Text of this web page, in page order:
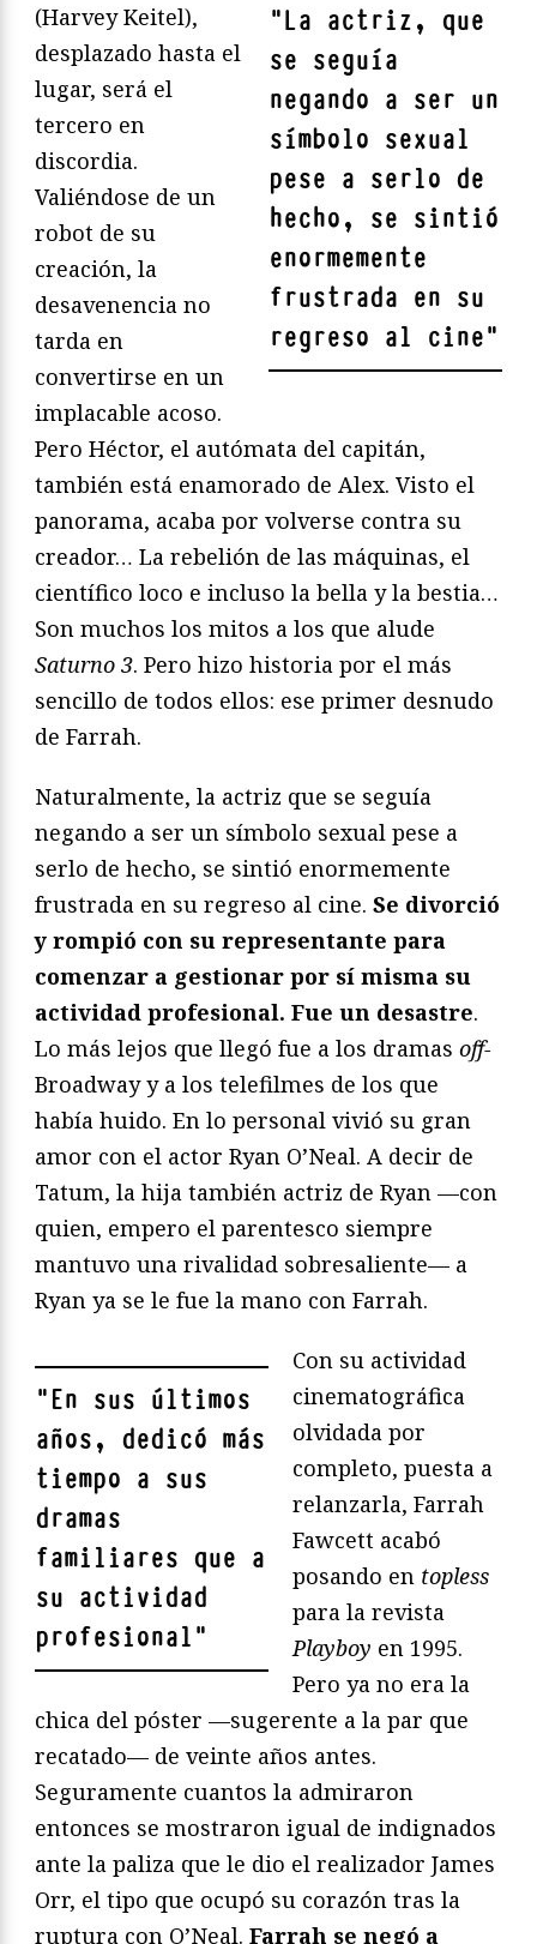
"La actriz, que
se seguía
negando a ser un
símbolo sexual
pese a serlo de
hecho, se sintió
enormemente
frustrada en su
regreso al cine"
(Harvey Keitel),
desplazado hasta el
lugar, será el
tercero en
discordia.
Valiéndose de un
robot de su
creación, la
desavenencia no
tarda en
convertirse en un
implacable acoso.
Pero Héctor, el autómata del capitán,
también está enamorado de Alex. Visto el
panorama, acaba por volverse contra su
creador… La rebelión de las máquinas, el
científico loco e incluso la bella y la bestia…
Son muchos los mitos a los que alude
Saturno 3. Pero hizo historia por el más
sencillo de todos ellos: ese primer desnudo
de Farrah.
Naturalmente, la actriz que se seguía
negando a ser un símbolo sexual pese a
serlo de hecho, se sintió enormemente
frustrada en su regreso al cine. Se divorció
y rompió con su representante para
comenzar a gestionar por sí misma su
actividad profesional. Fue un desastre.
Lo más lejos que llegó fue a los dramas off-
Broadway y a los telefilmes de los que
había huido. En lo personal vivió su gran
amor con el actor Ryan O’Neal. A decir de
Tatum, la hija también actriz de Ryan —con
quien, empero el parentesco siempre
mantuvo una rivalidad sobresaliente— a
Ryan ya se le fue la mano con Farrah.
"En sus últimos
años, dedicó más
tiempo a sus
dramas
familiares que a
su actividad
profesional"
Con su actividad
cinematográfica
olvidada por
completo, puesta a
relanzarla, Farrah
Fawcett acabó
posando en topless
para la revista
Playboy en 1995.
Pero ya no era la
chica del póster —sugerente a la par que
recatado— de veinte años antes.
Seguramente cuantos la admiraron
entonces se mostraron igual de indignados
ante la paliza que le dio el realizador James
Orr, el tipo que ocupó su corazón tras la
ruptura con O’Neal. Farrah se negó a